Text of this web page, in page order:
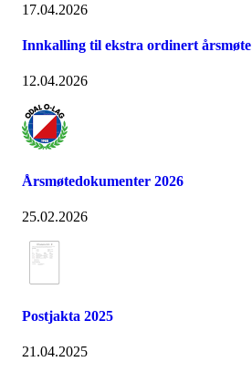
17.04.2026
Innkalling til ekstra ordinert årsmøte
12.04.2026
Årsmøtedokumenter 2026
25.02.2026
Postjakta 2025
21.04.2025